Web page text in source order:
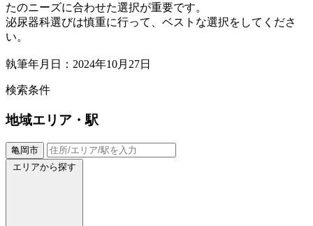
たのニーズに合わせた選択が重要です。
泌尿器科選びは慎重に行って、ベストな選択をしてくださ
い。
執筆年月日：2024年10月27日
検索条件
地域エリア・駅
亀岡市
エリアから探す